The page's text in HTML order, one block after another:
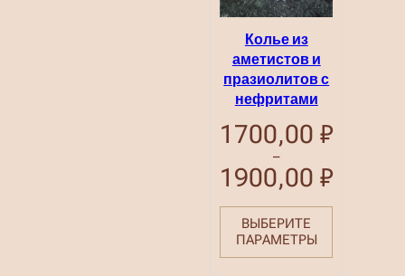
Колье из
аметистов и
празиолитов с
нефритами
1700,00₽
–
1900,00₽Диапазон
1700,00 ₽
ВЫБЕРИТЕ
ПАРАМЕТРЫ